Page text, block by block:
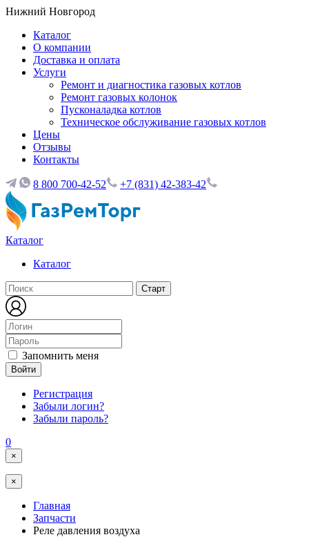
Нижний Новгород
Каталог
О компании
Доставка и оплата
Услуги
Ремонт и диагностика газовых котлов
Ремонт газовых колонок
Пусконаладка котлов
Техническое обслуживание газовых котлов
Цены
Отзывы
Контакты
8 800 700-42-52 +7 (831) 42-383-42
Каталог
Каталог
Запомнить меня
Войти
Регистрация
Забыли логин?
Забыли пароль?
0
×
×
Главная
Запчасти
Реле давления воздуха